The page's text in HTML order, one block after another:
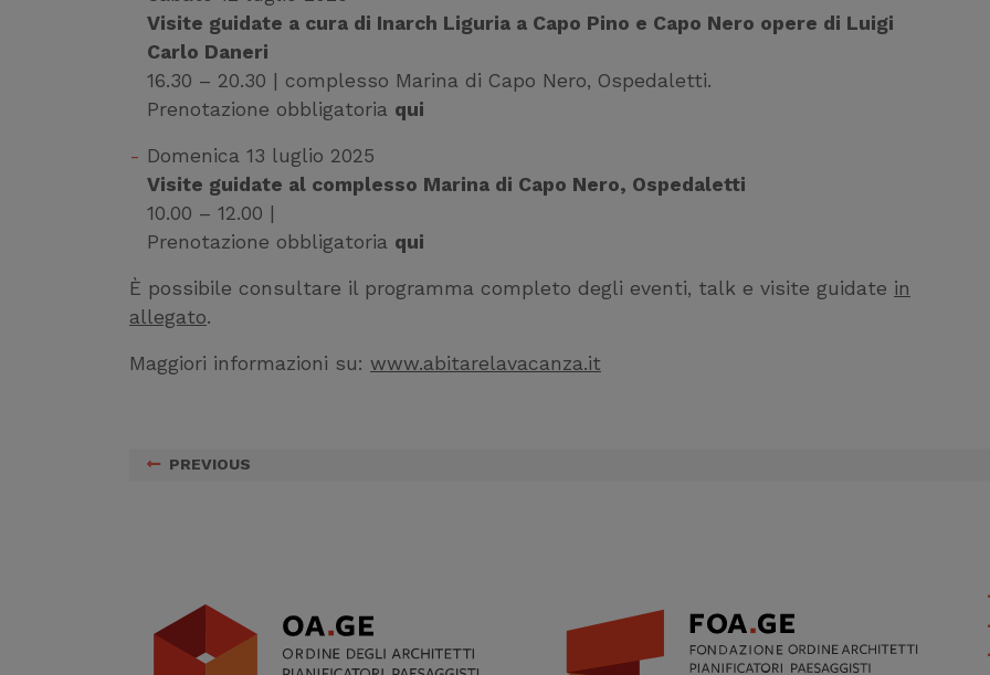
Visite guidate a cura di Inarch Liguria a Capo Pino e Capo Nero opere di Luigi
Carlo Daneri
16.30 – 20.30 | complesso Marina di Capo Nero, Ospedaletti.
Prenotazione obbligatoria qui
Domenica 13 luglio 2025
Visite guidate al complesso Marina di Capo Nero, Ospedaletti
10.00 – 12.00 |
Prenotazione obbligatoria qui
È possibile consultare il programma completo degli eventi, talk e visite guidate in
allegato.
Maggiori informazioni su: www.abitarelavacanza.it
PREVIOUS